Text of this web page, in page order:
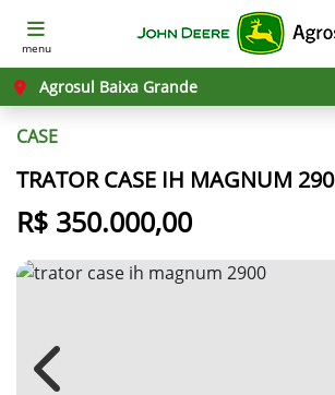
menu
Agrosul Baixa Grande
CASE
TRATOR CASE IH MAGNUM 290
R$ 350.000,00
Previous